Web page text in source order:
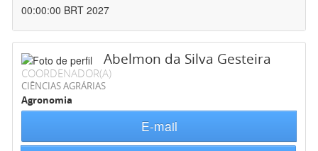
00:00:00 BRT 2027
Abelmon da Silva Gesteira
COORDENADOR(A)
CIÊNCIAS AGRÁRIAS
Agronomia
E-mail